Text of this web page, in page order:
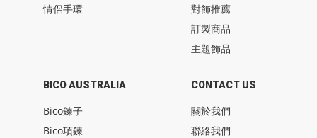
情侶手環
BICO AUSTRALIA
Bico鍊子
Bico項鍊
對飾推薦
訂製商品
主題飾品
CONTACT US
關於我們
聯絡我們